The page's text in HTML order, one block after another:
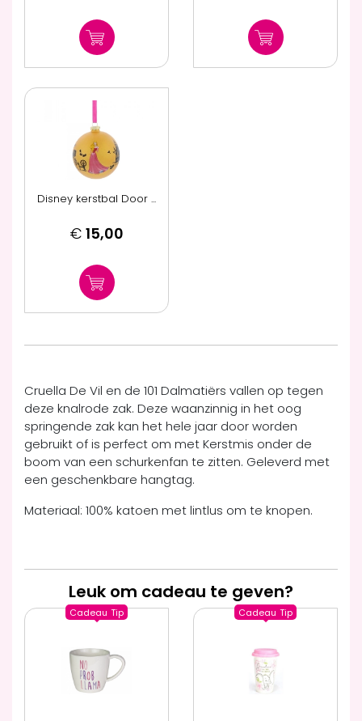
Disney kerstbal Door ...
€ 15,00
Cruella De Vil en de 101 Dalmatiërs vallen op tegen
deze knalrode zak. Deze waanzinnig in het oog
springende zak kan het hele jaar door worden
gebruikt of is perfect om met Kerstmis onder de
boom van een schurkenfan te zitten. Geleverd met
een geschenkbare hangtag.
Materiaal: 100% katoen met lintlus om te knopen.
Leuk om cadeau te geven?
Cadeau Tip Cadeau Tip